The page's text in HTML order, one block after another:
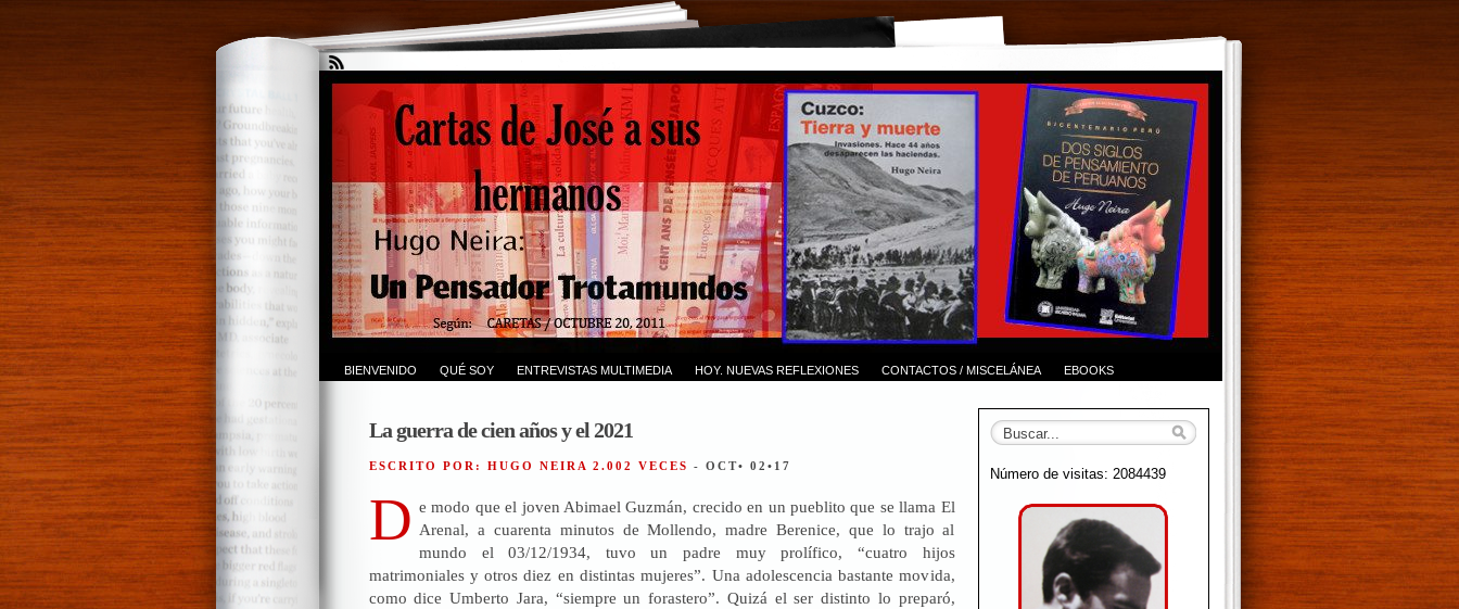
BIENVENIDO QUÉ SOY ENTREVISTAS MULTIMEDIA HOY. NUEVAS REFLEXIONES CONTACTOS / MISCELÁNEA EBOOKS
La guerra de cien años y el 2021
ESCRITO POR: HUGO NEIRA 2.002 VECES - OCT• 02•17
D e modo que el joven Abimael Guzmán, crecido en un pueblito que se llama El
Arenal, a cuarenta minutos de Mollendo, madre Berenice, que lo trajo al
mundo el 03/12/1934, tuvo un padre muy prolífico, “cuatro hijos
matrimoniales y otros diez en distintas mujeres”. Una adolescencia bastante movida,
como dice Umberto Jara, “siempre un forastero”. Quizá el ser distinto lo preparó,
Número de visitas: 2084439